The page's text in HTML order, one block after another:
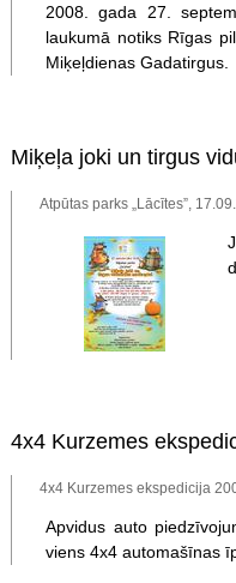
2008. gada 27.
laukumā notiks Rīgas
Miķeļdienas Gadatirgus.
Miķeļa joki un tirgus
Atpūtas parks „Lācītes”,
4x4 Kurzemes
4x4 Kurzemes ekspedicija
Apvidus auto
viens 4x4 automašīnas